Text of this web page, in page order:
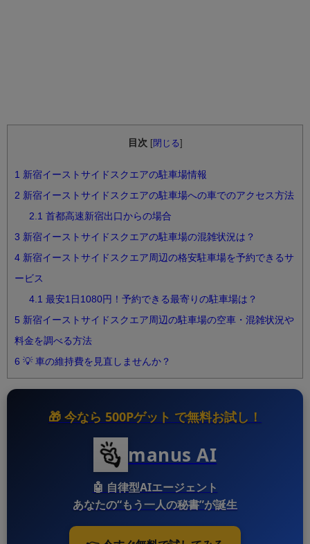
目次 閉じる
1 新宿イーストサイドスクエアの駐車場情報
2 新宿イーストサイドスクエアの駐車場への車でのアクセス方法
2.1 首都高速新宿出口からの場合
3 新宿イーストサイドスクエアの駐車場の混雑状況は？
4 新宿イーストサイドスクエア周辺の格安駐車場を予約できるサ
ービス
4.1 最安1日1080円！予約できる最寄りの駐車場は？
5 新宿イーストサイドスクエア周辺の駐車場の空車・混雑状況や
料金を調べる方法
6 💡 車の維持費を見直しませんか？
🎁 今なら 500Pゲット で無料お試し！
manus AI
🤖 自律型AIエージェント
あなたの“もう一人の秘書”が誕生